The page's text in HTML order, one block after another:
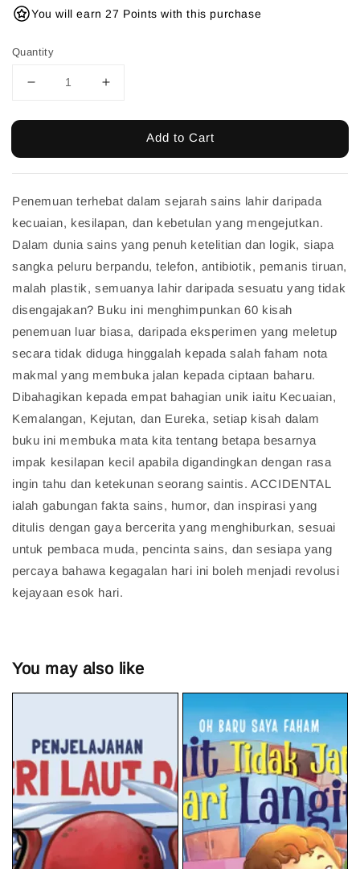
You will earn 27 Points with this purchase
Quantity
Add to Cart
Penemuan terhebat dalam sejarah sains lahir daripada
kecuaian, kesilapan, dan kebetulan yang mengejutkan.
Dalam dunia sains yang penuh ketelitian dan logik, siapa
sangka peluru berpandu, telefon, antibiotik, pemanis tiruan,
malah plastik, semuanya lahir daripada sesuatu yang tidak
disengajakan? Buku ini menghimpunkan 60 kisah
penemuan luar biasa, daripada eksperimen yang meletup
secara tidak diduga hinggalah kepada salah faham nota
makmal yang membuka jalan kepada ciptaan baharu.
Dibahagikan kepada empat bahagian unik iaitu Kecuaian,
Kemalangan, Kejutan, dan Eureka, setiap kisah dalam
buku ini membuka mata kita tentang betapa besarnya
impak kesilapan kecil apabila digandingkan dengan rasa
ingin tahu dan ketekunan seorang saintis. ACCIDENTAL
ialah gabungan fakta sains, humor, dan inspirasi yang
ditulis dengan gaya bercerita yang menghiburkan, sesuai
untuk pembaca muda, pencinta sains, dan sesiapa yang
percaya bahawa kegagalan hari ini boleh menjadi revolusi
kejayaan esok hari.
You may also like